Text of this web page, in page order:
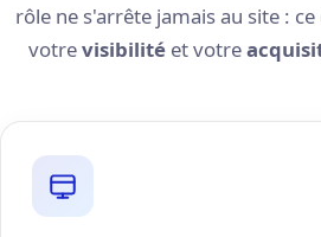
rôle ne s'arrête jamais au site :
votrevisibilitéet votre